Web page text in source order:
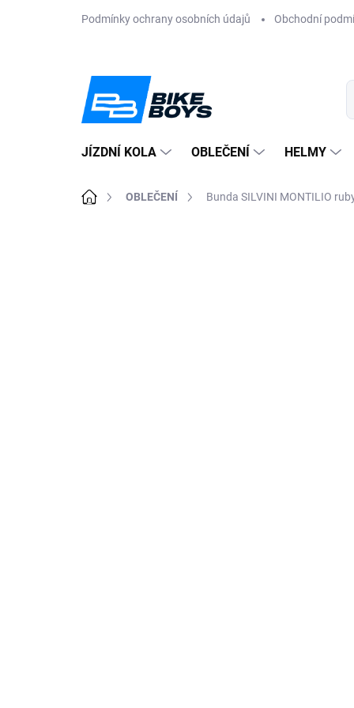
Podmínky ochrany osobních údajů Obchodní
JÍZDNÍ KOLA OBLEČENÍ HELMY
Domů OBLEČENÍ Bunda SILVINI MONTILIO